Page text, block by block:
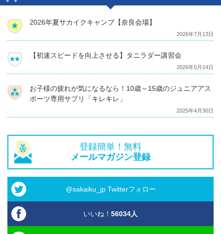
2026年夏サカイクキャンプ【奈良会場】
2026年7月13日
【初速スピードを向上させる】タニラダー講習会
2026年5月14日
お子様の疲れが気になるなら！10歳～15歳のジュニアアス
ポーツ専用サプリ「キレキレ」
2025年4月30日
登録簡単！無料
メールマガジン登録
@sakaiku_jp Twitterフォロー
いいね！ 56034人